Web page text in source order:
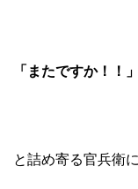
「またですか！！」
と詰め寄る官兵衛に